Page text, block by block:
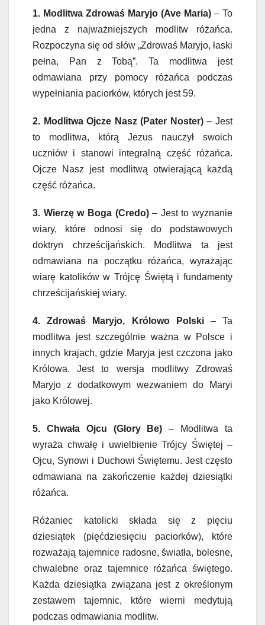
1. Modlitwa Zdrowaś Maryjo (Ave Maria) – To
jedna z najważniejszych modlitw różańca.
Rozpoczyna się od słów „Zdrowaś Maryjo, łaski
pełna, Pan z Tobą”. Ta modlitwa jest
odmawiana przy pomocy różańca podczas
wypełniania paciorków, których jest 59.
2. Modlitwa Ojcze Nasz (Pater Noster)– Jest
to modlitwa, którą Jezus nauczył swoich
uczniów i stanowi integralną część różańca.
Ojcze Nasz jest modlitwą otwierającą każdą
część różańca.
3. Wierzę w Boga (Credo)– Jest to wyznanie
wiary, które odnosi się do podstawowych
doktryn chrześcijańskich. Modlitwa ta jest
odmawiana na początku różańca, wyrażając
wiarę katolików w Trójcę Świętą i fundamenty
chrześcijańskiej wiary.
4. Zdrowaś Maryjo, Królowo Polski– Ta
modlitwa jest szczególnie ważna w Polsce i
innych krajach, gdzie Maryja jest czczona jako
Królowa. Jest to wersja modlitwy Zdrowaś
Maryjo z dodatkowym wezwaniem do Maryi
jako Królowej.
5. Chwała Ojcu (Glory Be) – Modlitwa ta
wyraża chwałę i uwielbienie Trójcy Świętej –
Ojcu, Synowi i Duchowi Świętemu. Jest często
odmawiana na zakończenie każdej dziesiątki
różańca.
Różaniec katolicki składa się z pięciu
dziesiątek (pięćdziesięciu paciorków), które
rozważają tajemnice radosne, światła, bolesne,
chwalebne oraz tajemnice różańca świętego.
Każda dziesiątka związana jest z określonym
zestawem tajemnic, które wierni medytują
podczas odmawiania modlitw.